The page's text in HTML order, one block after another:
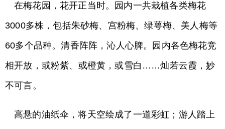
在梅花园，花开正当时。园内一共栽植各类梅花
3000多株，包括朱砂梅、宫粉梅、绿萼梅、美人梅等
60多个品种。清香阵阵，沁人心脾。园内各色梅花竞
相开放，或粉紫、或橙黄，或雪白……灿若云霞，妙
不可言。
高悬的油纸伞，将天空绘成了一道彩虹；游人踏上